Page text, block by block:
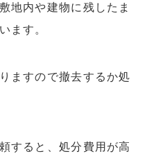
地内や建物に残したま
ます。
ますので撤去するか処
すると、処分費用が高